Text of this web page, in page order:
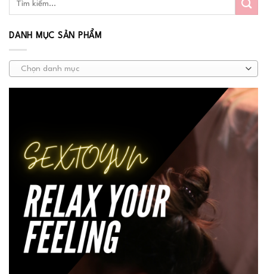
DANH MỤC SẢN PHẨM
Chọn danh mục